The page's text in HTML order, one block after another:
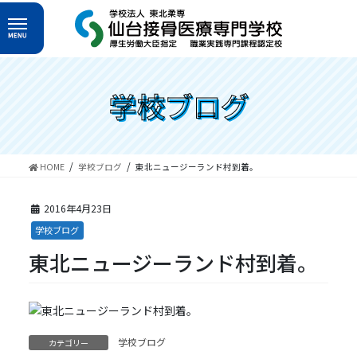
コ
ン
テ
ン
プ
ナ
ビ
ゲ
ー
動
学校ブログ
HOME 学校ブログ 東北ニュージーランド村到着。
2016年4月23日
学校ブログ
東北ニュージーランド村到着。
カテゴリー 学校ブログ